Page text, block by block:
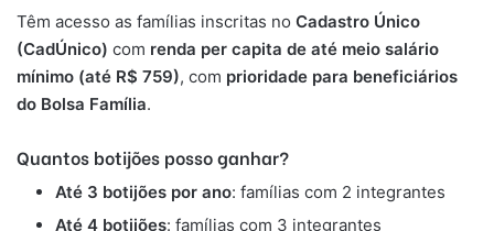
Têm acesso as famílias inscritas no Cadastro Único
(CadÚnico) com renda per capita de até meio salário
mínimo (até R$ 759), com prioridade para beneficiários
do Bolsa Família.
Quantos botijões posso ganhar?
Até 3 botijões por ano: famílias com 2 integrantes
Até 4 botijões: famílias com 3 integrantes